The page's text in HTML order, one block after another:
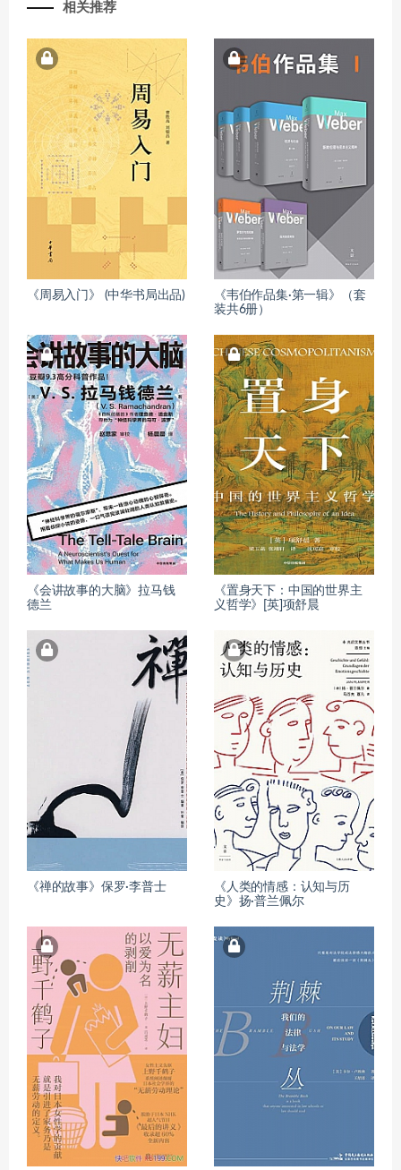
相关推荐
《周易入门》 (中华书局出品)
《韦伯作品集·第一辑》（套
装共6册）
《会讲故事的大脑》拉马钱
德兰
《置身天下：中国的世界主
义哲学》[英]项舒晨
《禅的故事》保罗·李普士
《人类的情感：认知与历
史》扬·普兰佩尔